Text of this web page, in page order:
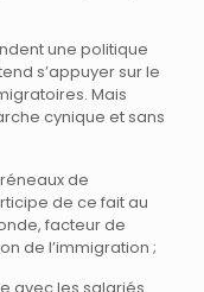
une politique
s’appuyer sur le
Mais
cynique et sans
de
de ce fait au
facteur de
de l’immigration ;